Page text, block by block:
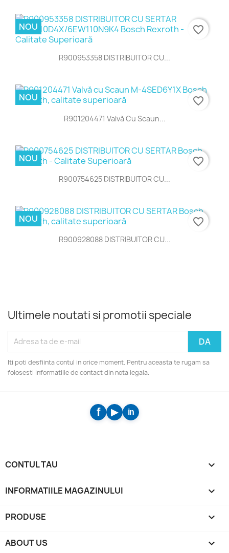
R900953358 DISTRIBUITOR CU...
NOU favorite_border
R901204471 Valvă Cu Scaun...
NOU favorite_border
R900754625 DISTRIBUITOR CU...
NOU favorite_border
R900928088 DISTRIBUITOR CU...
NOU favorite_border
Ultimele noutati si promotii speciale
Iti poti desfiinta contul in orice moment. Pentru aceasta te rugam sa
folosesti informatiile de contact din nota legala.
CONTUL TAU 
INFORMATIILE MAGAZINULUI keyboard_arrow_down
PRODUSE 
ABOUT US 